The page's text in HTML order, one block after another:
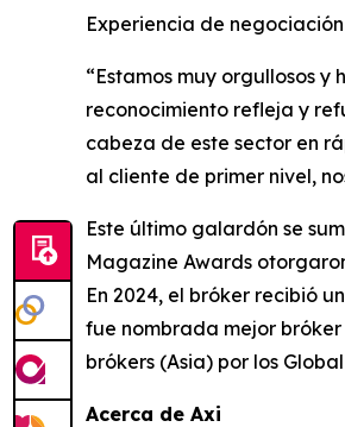
Experiencia de
“Estamos muy orgullosos y
reconocimiento refleja y
cabeza de este sector en
al cliente de primer nivel,
Este último galardón se
Magazine Awards
En 2024, el bróker recibió
fue nombrada mejor
brókers (Asia) por los
Acerca de Axi